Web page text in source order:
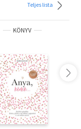
Teljes lista
KÖNYV